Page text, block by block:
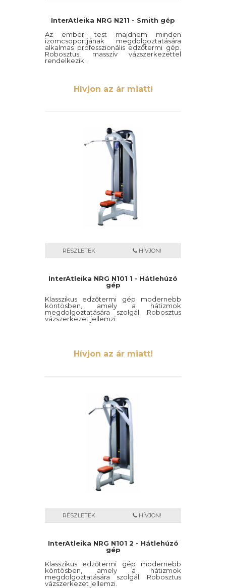
InterAtleika NRG N211 - Smith gép
Az emberi test majdnem minden
izomcsoportjának megdolgoztatására
alkalmas professzionális edzőtermi gép.
Robosztus, masszív vázszerkezettel
rendelkezik.
Hívjon az ár miatt!
RÉSZLETEK HÍVJON!
InterAtleika NRG N101 1 - Hátlehúzó
gép
Klasszikus edzőtermi gép modernebb
köntösben, amely a hátizmok
megdolgoztatására szolgál. Robosztus
vázszerkezet jellemzi.
Hívjon az ár miatt!
RÉSZLETEK HÍVJON!
InterAtleika NRG N101 2 - Hátlehúzó
gép
Klasszikus edzőtermi gép modernebb
köntösben, amely a hátizmok
megdolgoztatására szolgál. Robosztus
vázszerkezet jellemzi.